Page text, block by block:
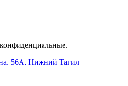
56А, Нижний Тагил